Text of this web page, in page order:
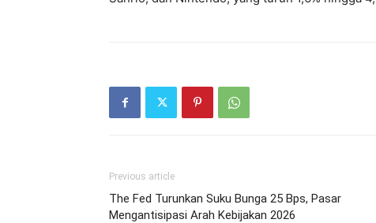
Previous article
The Fed Turunkan Suku Bunga 25 Bps, Pasar
Mengantisipasi Arah Kebijakan 2026